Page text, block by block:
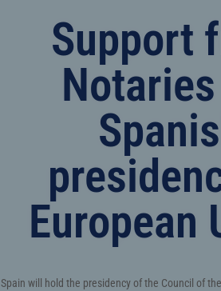
Support
European
Spain will hold the presidency of the Council of